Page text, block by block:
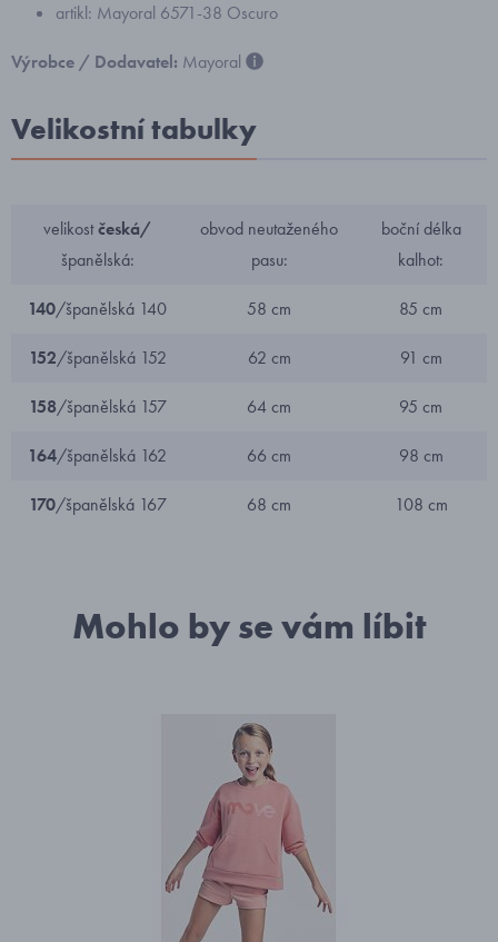
artikl: Mayoral 6571-38 Oscuro
Výrobce / Dodavatel: Mayoral
Velikostní tabulky
velikostčeská/
španělská:
obvod neutaženého
pasu:
boční délka
kalhot:
140/španělská 140 58 cm 85 cm
152/španělská 152 62 cm 91 cm
158/španělská 157 64 cm 95 cm
164/španělská 162 66 cm 98 cm
170/španělská 167 68 cm 108 cm
Mohlo by se vám líbit